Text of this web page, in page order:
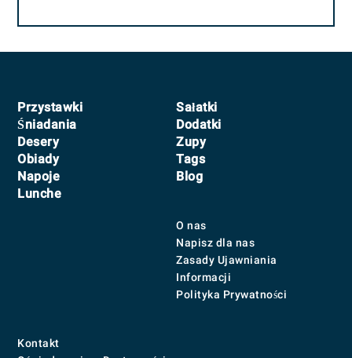
Przystawki
Śniadania
Desery
Obiady
Napoje
Lunche
Sałatki
Dodatki
Zupy
Tags
Blog
O nas
Napisz dla nas
Zasady Ujawniania
Informacji
Polityka Prywatności
Kontakt